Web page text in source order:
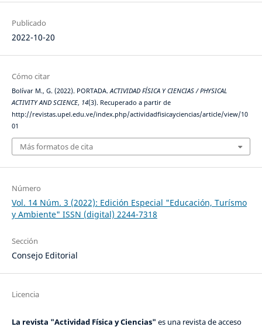
Publicado
2022-10-20
Cómo citar
Bolívar M., G. (2022). PORTADA. ACTIVIDAD FÍSICA Y CIENCIAS / PHYSICAL
ACTIVITY AND SCIENCE, 14(3). Recuperado a partir de
http://revistas.upel.edu.ve/index.php/actividadfisicayciencias/article/view/10
01
Más formatos de cita
Número
Vol. 14 Núm. 3 (2022): Edición Especial "Educación, Turísmo
y Ambiente" ISSN (digital) 2244-7318
Sección
Consejo Editorial
Licencia
La revista "Actividad Física y Ciencias" es una revista de acceso